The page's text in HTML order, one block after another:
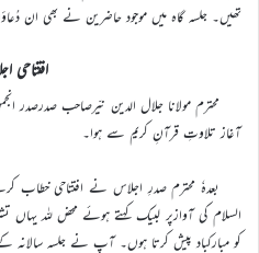
تھیں۔ جلسہ گاہ میں موجود حاضرین نے بھی ان
افتتاحی
محترم مولانا جلال الدین نیّرصاحب صدرصدر
آغاز تلاوتِ قرآنِ کریم سے ہوا۔
بعدہٗ محترم صدرِ اجلاس نے افتتاحی خطاب
السلام کی آوازپر لبیک کہتے ہوئے محض للہ
کو مبارکباد پیش کرتا ہوں۔ آپ نے جلسہ